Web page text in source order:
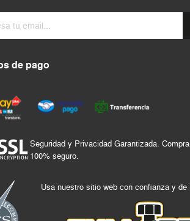
de pago
Seguridad y Privacidad Garantizada.
100% seguro.
Usa nuestro sitio web con confianza y de